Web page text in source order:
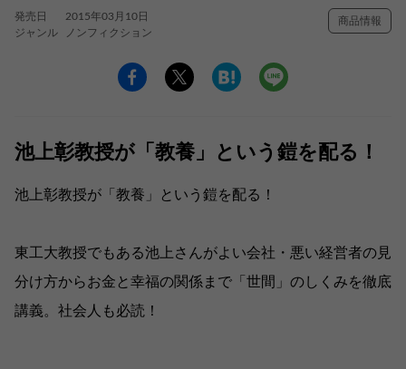
発売日
2015年03月10日
ジャンル
ノンフィクション
商品情報
池上彰教授が「教養」という鎧を配る！
池上彰教授が「教養」という鎧を配る！
東工大教授でもある池上さんがよい会社・悪い経営者の見
分け方からお金と幸福の関係まで「世間」のしくみを徹底
講義。社会人も必読！